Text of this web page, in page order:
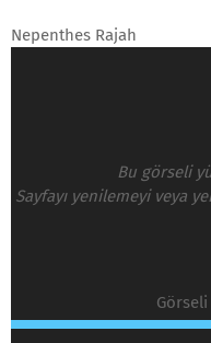
Nepenthes Rajah
Bu görseli
Sayfayı yenilemeyi veya